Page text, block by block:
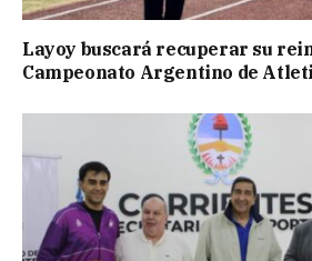
Layoy buscará recuperar su
Campeonato Argentino de